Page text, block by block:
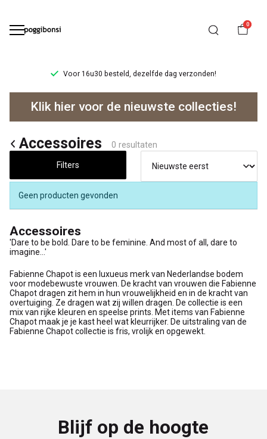
0
Voor 16u30 besteld, dezelfde dag verzonden!
Accessoires
Poggibonsi
Klik hier voor de nieuwste collecties!
Accessoires 0 resultaten
Filters
Geen producten gevonden
Accessoires
'Dare to be bold. Dare to be feminine. And most of all, dare to
imagine…'
Fabienne Chapot is een luxueus merk van Nederlandse bodem
voor modebewuste vrouwen. De kracht van vrouwen die Fabienne
Chapot dragen zit hem in hun vrouwelijkheid en in de kracht van
overtuiging. Ze dragen wat zij willen dragen. De collectie is een
mix van rijke kleuren en speelse prints. Met items van Fabienne
Chapot maak je je kast heel wat kleurrijker. De uitstraling van de
Fabienne Chapot collectie is fris, vrolijk en opgewekt.
Blijf op de hoogte